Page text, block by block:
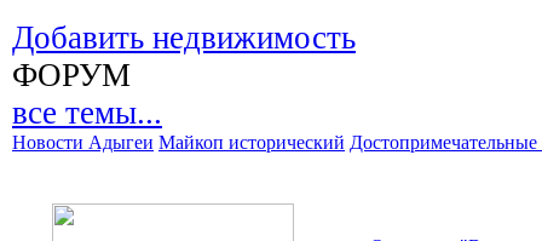
Добавить недвижимость
ФОРУМ
все темы...
Новости Адыгеи Майкоп исторический Достопримечательные